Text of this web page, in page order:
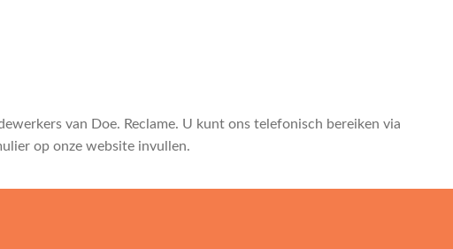
van Doe. Reclame. U kunt ons telefonisch bereiken via
op onze website invullen.